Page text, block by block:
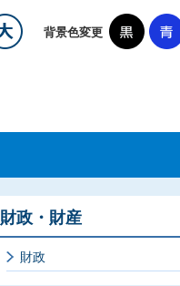
背景色変更
財政・財産
財政